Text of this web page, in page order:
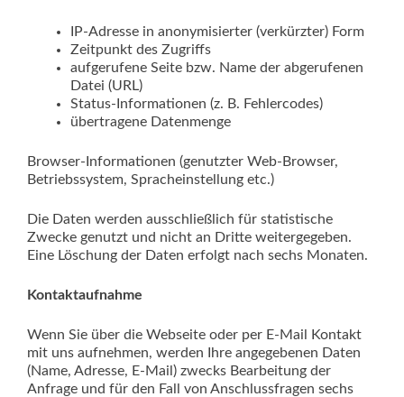
IP-Adresse in anonymisierter (verkürzter) Form
Zeitpunkt des Zugriffs
aufgerufene Seite bzw. Name der abgerufenen
Datei (URL)
Status-Informationen (z. B. Fehlercodes)
übertragene Datenmenge
Browser-Informationen (genutzter Web-Browser,
Betriebssystem, Spracheinstellung etc.)
Die Daten werden ausschließlich für statistische
Zwecke genutzt und nicht an Dritte weitergegeben.
Eine Löschung der Daten erfolgt nach sechs Monaten.
Kontaktaufnahme
Wenn Sie über die Webseite oder per E-Mail Kontakt
mit uns aufnehmen, werden Ihre angegebenen Daten
(Name, Adresse, E-Mail) zwecks Bearbeitung der
Anfrage und für den Fall von Anschlussfragen sechs